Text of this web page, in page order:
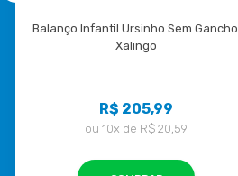
Balanço Infantil Ursinho Sem Gancho
Xalingo
R$ 205,99
ou 10x de R$ 20,59